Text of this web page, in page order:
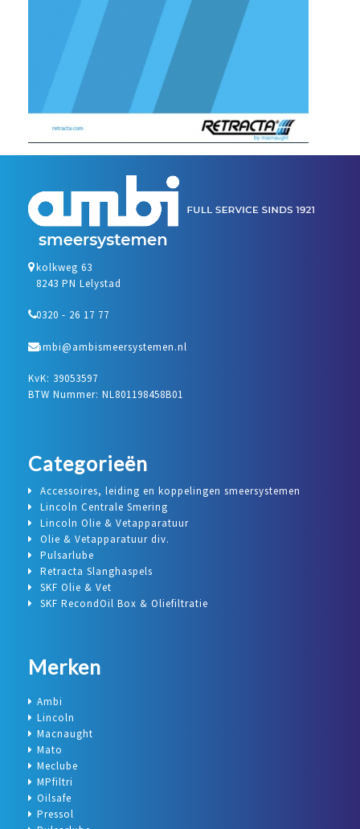
kolkweg 63
8243 PN Lelystad
0320 - 26 17 77
ambi@ambismeersystemen.nl
KvK: 39053597
BTW Nummer: NL801198458B01
Categorieën
Accessoires, leiding en koppelingen smeersystemen
Lincoln Centrale Smering
Lincoln Olie & Vetapparatuur
Olie & Vetapparatuur div.
Pulsarlube
Retracta Slanghaspels
SKF Olie & Vet
SKF RecondOil Box & Oliefiltratie
Merken
Ambi
Lincoln
Macnaught
Mato
Meclube
MPfiltri
Oilsafe
Pressol